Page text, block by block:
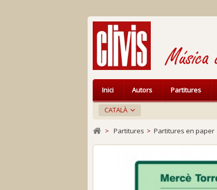
CATALÀ
Inici Autors Partitures
> Partitures > Partitures en paper